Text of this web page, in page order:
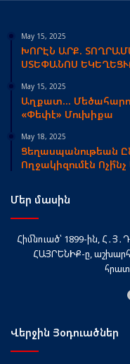
May 15, 2025
ԽՈՐԷՆ ԱՐՔ.
ՍՏԵՓԱՆՈՍ
May 15, 2025
Աղքատ…
«Փեփէ» Մուխիքա
May 18, 2025
Ցեղասպանութեան
Ողջակիզումէն
Մեր մասին
Հիմնուած՝ 1899-ին,
ՀԱՅՐԵՆԻՔ-ը,
Վերջին Յօդուածներ